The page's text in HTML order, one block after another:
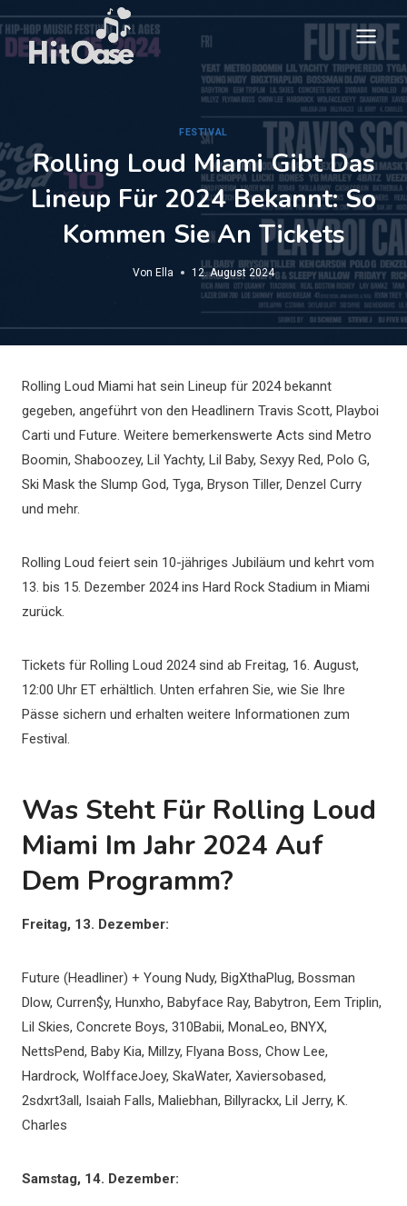
Inhalt
springen
FESTIVAL
Rolling Loud Miami Gibt Das
Lineup Für 2024 Bekannt: So
Kommen Sie An Tickets
Von Ella 12. August 2024
Rolling Loud Miami hat sein Lineup für 2024 bekannt
gegeben, angeführt von den Headlinern Travis Scott, Playboi
Carti und Future. Weitere bemerkenswerte Acts sind Metro
Boomin, Shaboozey, Lil Yachty, Lil Baby, Sexyy Red, Polo G,
Ski Mask the Slump God, Tyga, Bryson Tiller, Denzel Curry
und mehr.
Rolling Loud feiert sein 10-jähriges Jubiläum und kehrt vom
13. bis 15. Dezember 2024 ins Hard Rock Stadium in Miami
zurück.
Tickets für Rolling Loud 2024 sind ab Freitag, 16. August,
12:00 Uhr ET erhältlich. Unten erfahren Sie, wie Sie Ihre
Pässe sichern und erhalten weitere Informationen zum
Festival.
Was Steht Für Rolling Loud
Miami Im Jahr 2024 Auf
Dem Programm?
Freitag, 13. Dezember:
Future (Headliner) + Young Nudy, BigXthaPlug, Bossman
Dlow, Curren$y, Hunxho, Babyface Ray, Babytron, Eem Triplin,
Lil Skies, Concrete Boys, 310Babii, MonaLeo, BNYX,
NettsPend, Baby Kia, Millzy, Flyana Boss, Chow Lee,
Hardrock, WolffaceJoey, SkaWater, Xaviersobased,
2sdxrt3all, Isaiah Falls, Maliebhan, Billyrackx, Lil Jerry, K.
Charles
Samstag, 14. Dezember: